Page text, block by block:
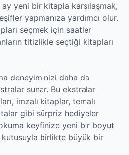
yeni bir kitapla karşılaşmak,
yapmanıza yardımcı olur.
seçmek için saatler
titizlikle seçtiği kitapları
deneyiminizi daha da
sunar. Bu ekstralar
imzalı kitaplar, temalı
gibi sürpriz hediyeler
keyfinize yeni bir boyut
kutusuyla birlikte büyük bir